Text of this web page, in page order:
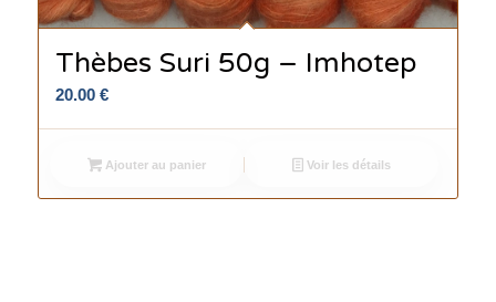
Thèbes Suri 50g – Imhotep
20.00 €
Ajouter au panier Voir les détails